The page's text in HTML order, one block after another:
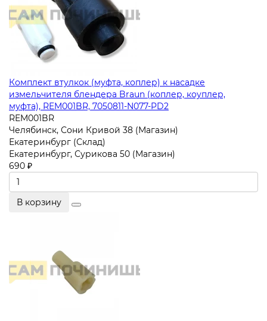
Комплект втулкок (муфта, коплер) к насадке
измельчителя блендера Braun (коплер, коуплер,
муфта), REM001BR, 7050811-N077-PD2
REM001BR
Челябинск, Сони Кривой 38 (Магазин)
Екатеринбург (Склад)
Екатеринбург, Сурикова 50 (Магазин)
690 ₽
В корзину